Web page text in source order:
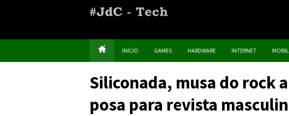
INÍCIO GAMES HARDWARE INTERNET
Siliconada, musa do rock
posa para revista